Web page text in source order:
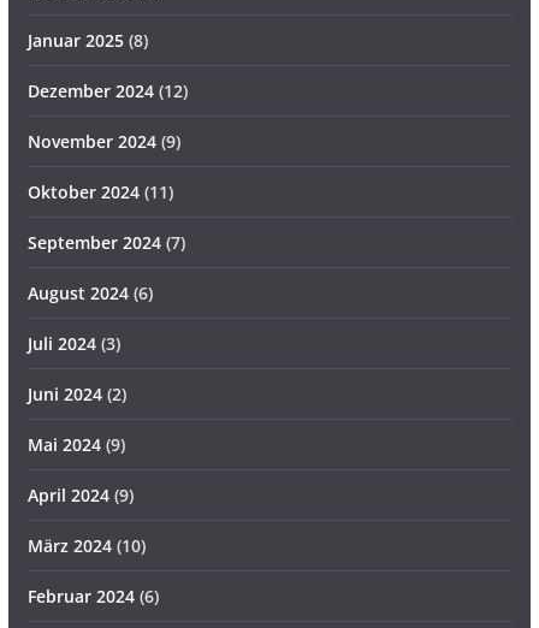
Januar 2025(8)
Dezember 2024(12)
November 2024(9)
Oktober 2024(11)
September 2024(7)
August 2024(6)
Juli 2024(3)
Juni 2024(2)
Mai 2024(9)
April 2024(9)
März 2024(10)
Februar 2024(6)